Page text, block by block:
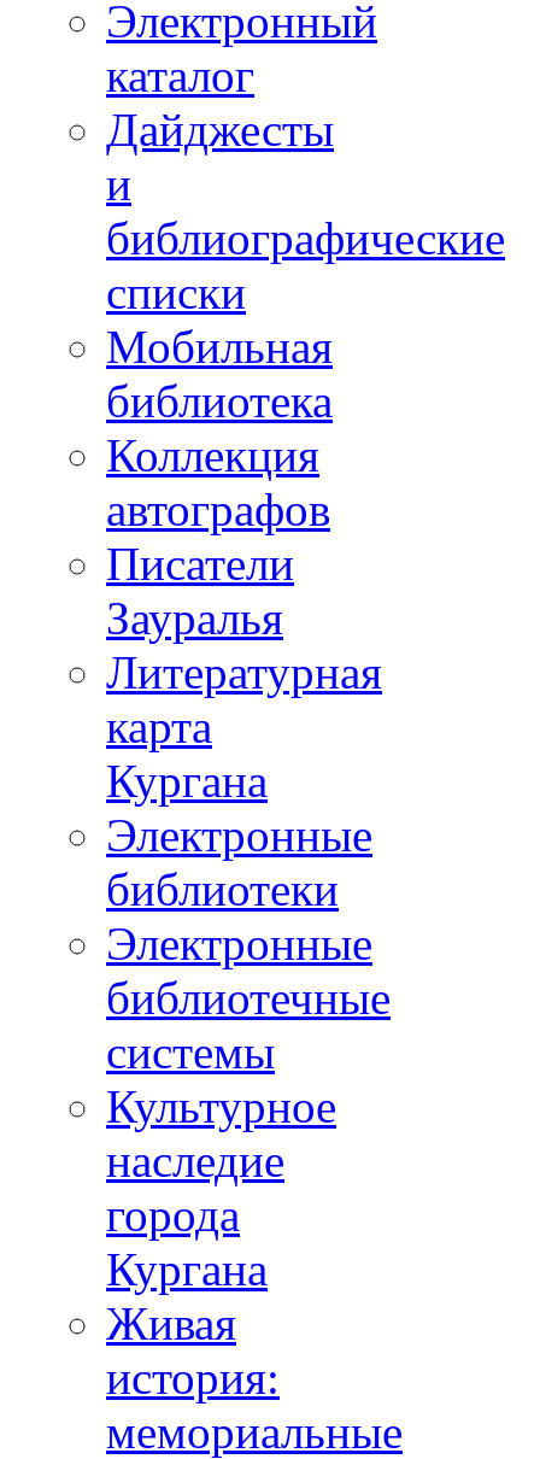
Электронный
каталог
Дайджесты
и
библиографические
списки
Мобильная
библиотека
Коллекция
автографов
Писатели
Зауралья
Литературная
карта
Кургана
Электронные
библиотеки
Электронные
библиотечные
системы
Культурное
наследие
города
Кургана
Живая
история:
мемориальные